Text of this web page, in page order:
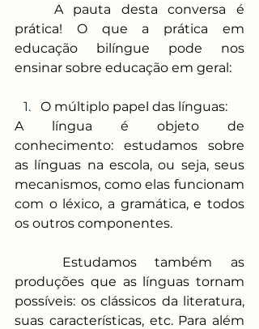
A pauta desta conversa é
prática! O que a prática em
educação bilíngue pode nos
ensinar sobre educação em geral:
O múltiplo papel das línguas:
A língua é objeto de
conhecimento: estudamos sobre
as línguas na escola, ou seja, seus
mecanismos, como elas funcionam
com o léxico, a gramática, e todos
os outros componentes.
Estudamos também as
produções que as línguas tornam
possíveis: os clássicos da literatura,
suas características, etc. Para além